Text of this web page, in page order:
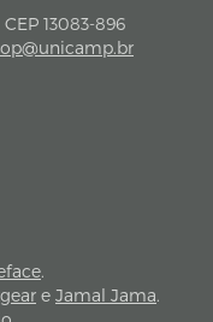
13083-896
.
e Jamal Jama.